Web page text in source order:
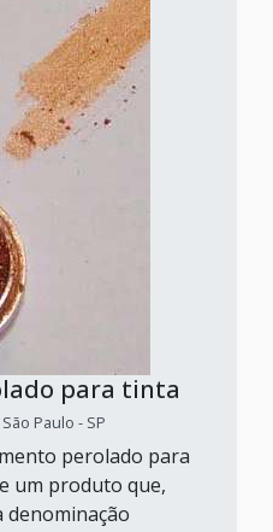
para tinta
Paulo - SP
perolado para
um produto que,